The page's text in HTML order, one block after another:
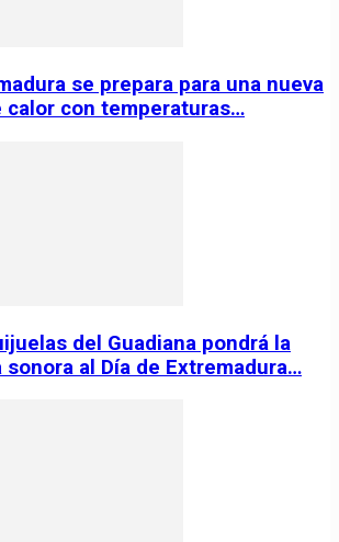
se prepara para una nueva
calor con temperaturas…
del Guadiana pondrá la
sonora al Día de Extremadura…